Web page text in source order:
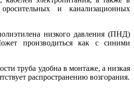
и канализационных
низкого давления (ПНД)
производиться как с синими
труба удобна в монтаже, а низкая
распространению возгорания.